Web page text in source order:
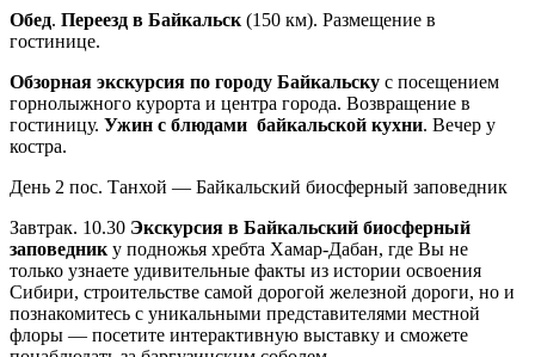
Обед. Переезд в Байкальск (150 км). Размещение в
гостинице.
Обзорная экскурсия по городу Байкальску с посещением
горнолыжного курорта и центра города. Возвращение в
гостиницу. Ужин с блюдами байкальской кухни. Вечер у
костра.
День 2 пос. Танхой — Байкальский биосферный заповедник
Завтрак. 10.30 Экскурсия в Байкальский биосферный
заповедник у подножья хребта Хамар-Дабан, где Вы не
только узнаете удивительные факты из истории освоения
Сибири, строительстве самой дорогой железной дороги, но и
познакомитесь с уникальными представителями местной
флоры — посетите интерактивную выставку и сможете